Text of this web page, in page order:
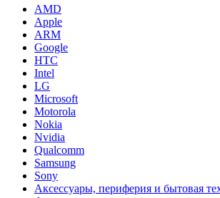
AMD
Apple
ARM
Google
HTC
Intel
LG
Microsoft
Motorola
Nokia
Nvidia
Qualcomm
Samsung
Sony
Аксессуары, периферия и бытовая